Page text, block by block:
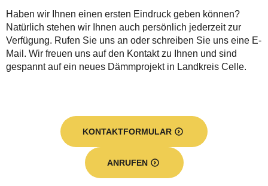
Haben wir Ihnen einen ersten Eindruck geben können?
Natürlich stehen wir Ihnen auch persönlich jederzeit zur
Verfügung. Rufen Sie uns an oder schreiben Sie uns eine E-
Mail. Wir freuen uns auf den Kontakt zu Ihnen und sind
gespannt auf ein neues Dämmprojekt in Landkreis Celle.
KONTAKTFORMULAR
ANRUFEN